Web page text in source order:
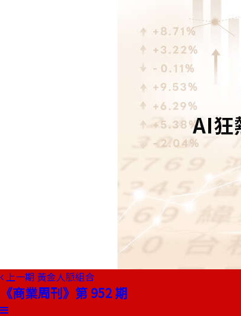
上一期 黃金人脈組合
《商業周刊》第 952 期